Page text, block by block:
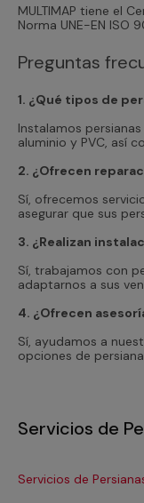
MULTIMAP tiene el
Norma UNE-EN ISO
Preguntas
1. ¿Qué tipos de
Instalamos
aluminio y PVC, así
2. ¿Ofrecen
Sí, ofrecemos
asegurar que sus
3. ¿Realizan
Sí, trabajamos con
adaptarnos a sus
4. ¿Ofrecen
Sí, ayudamos a
opciones de
Servicios de
Servicios de